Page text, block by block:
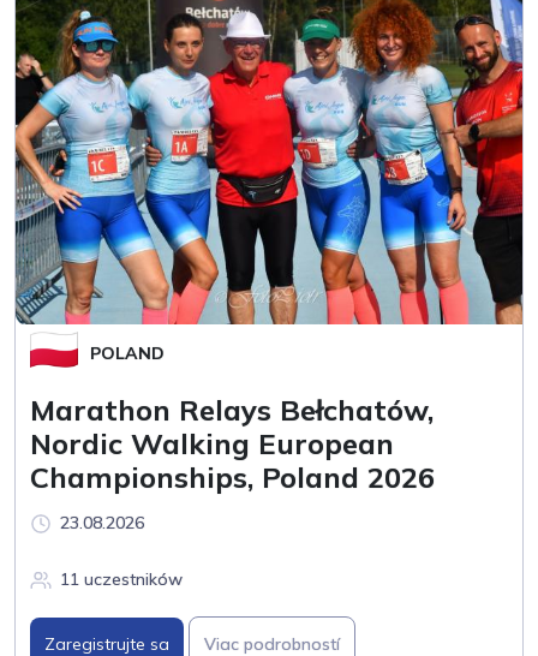
POLAND
Marathon Relays Bełchatów,
Nordic Walking European
Championships, Poland 2026
23.08.2026
11 uczestników
Zaregistrujte sa Viac podrobností